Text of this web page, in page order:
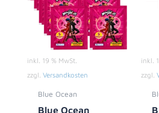
inkl. 19 % MwSt.
zzgl. Versandkosten
Blue Ocean
Blue Ocean
inkl.
zzgl.